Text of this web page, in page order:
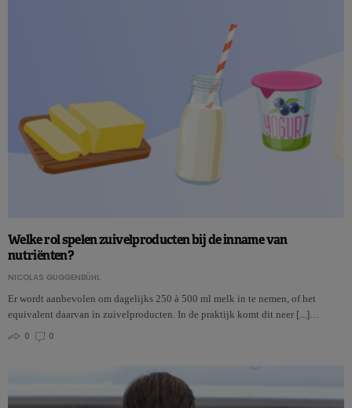
Welke rol spelen zuivelproducten bij de inname van
nutriënten?
NICOLAS GUGGENBÜHL
Er wordt aanbevolen om dagelijks 250 à 500 ml melk in te nemen, of het
equivalent daarvan in zuivelproducten. In de praktijk komt dit neer [...]…
0
0